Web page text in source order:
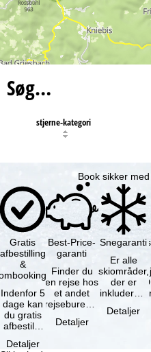
Søg…
stjerne-kategori
Book sikker
Gratis
afbestilling
&
Indenfor 5
dage kan
du gratis
afbestille
booking.
Detaljer
Best-Price-
garanti
Finder du
en rejse hos
et andet
rejsebureau,
er billigere
Detaljer
Snegaranti
Er alle
skiområder,
der er
inkluderet i
bookede
Detaljer